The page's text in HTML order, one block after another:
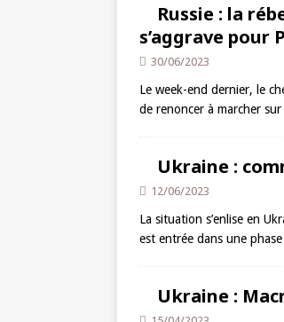
Russie : la
s’aggrave pour
30/06/2023
Le week-end dernier, le
de renoncer à marcher
Ukraine :
12/06/2023
La situation s’enlise en
est entrée dans une
Ukraine :